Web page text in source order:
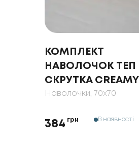
КОМПЛЕКТ
НАВОЛОЧОК ТЕП
СКРУТКА CREAMY
Наволочки, 70x70
384 грн В наявності